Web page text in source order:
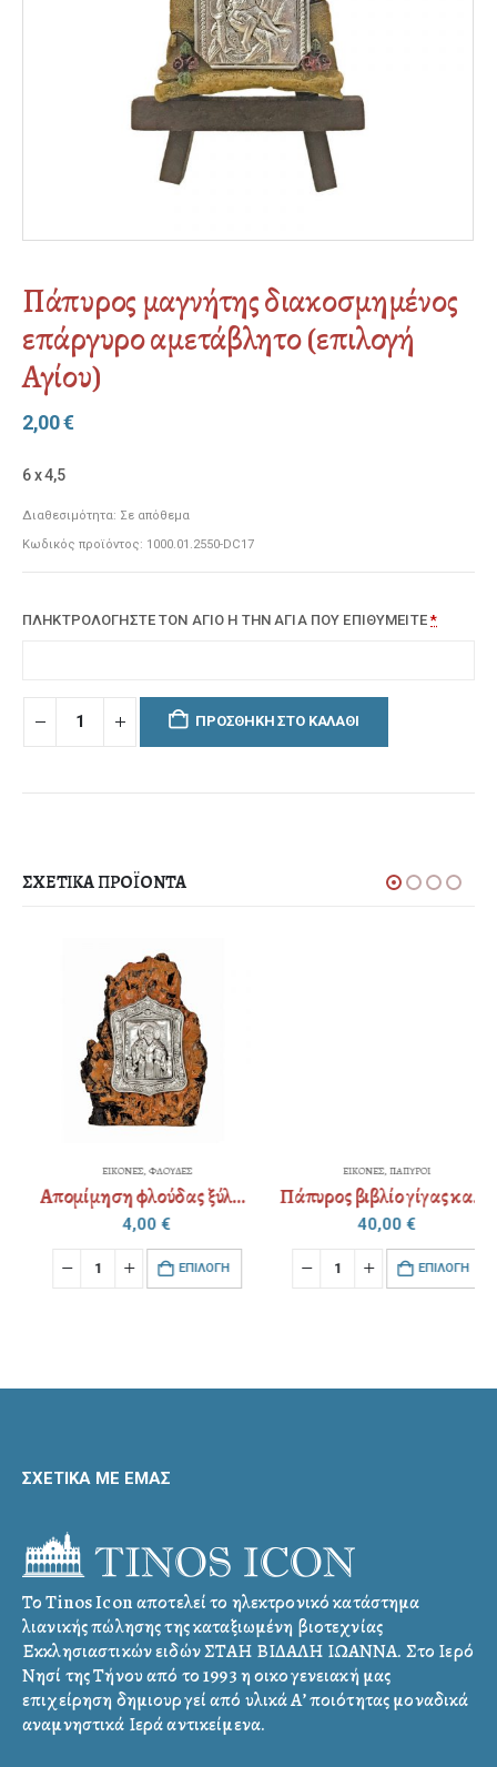
Πάπυρος μαγνήτης διακοσμημένος
επάργυρο αμετάβλητο (επιλογή
Αγίου)
2,00€
6 x 4,5
Διαθεσιμότητα: Σε απόθεμα
Κωδικός προϊόντος: 1000.01.2550-DC17
ΠΛΗΚΤΡΟΛΟΓΗΣΤΕ ΤΟΝ ΑΓΙΟ Η ΤΗΝ ΑΓΙΑ ΠΟΥ ΕΠΙΘΥΜΕΙΤΕ*
ΠΡΟΣΘΉΚΗ ΣΤΟ ΚΑΛΆΘΙ
ΣΧΕΤΙΚΆ ΠΡΟΪΌΝΤΑ
ΕΙΚΟΝΕΣ,ΦΛΟΥΔΕΣ
Απομίμηση φλούδας ξύλου εικόνα διακοσμημένη (επιλογή Αγίου)
4,00€
EΠΙΛΟΓΉ
ΕΙΚΟΝΕΣ,ΠΑΠΥΡΟΙ
Πάπυρος βιβλίο γίγας καλό φωτοστέφανο επάργυρο αμετάβλητο (επιλογή Αγίου)
40,00€
EΠΙΛΟΓΉ
ΣΧΕΤΙΚΑ ΜΕ ΕΜΑΣ
Το Tinos Icon αποτελεί το ηλεκτρονικό κατάστημα
λιανικής πώλησης της καταξιωμένη βιοτεχνίας
Εκκλησιαστικών ειδών ΣΤΑΗ ΒΙΔΑΛΗ ΙΩΑΝΝΑ. Στο Ιερό
Νησί της Τήνου από το 1993 η οικογενειακή μας
επιχείρηση δημιουργεί από υλικά Α’ ποιότητας μοναδικά
αναμνηστικά Ιερά αντικείμενα.